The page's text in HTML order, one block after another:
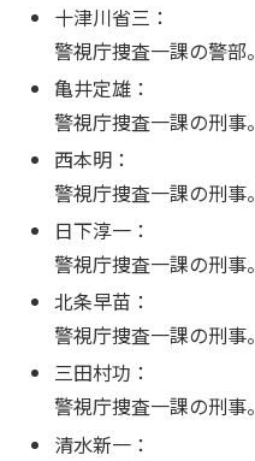
十津川省三：
警視庁捜査一課の警部
亀井定雄：
警視庁捜査一課の刑事
西本明：
警視庁捜査一課の刑事
日下淳一：
警視庁捜査一課の刑事
北条早苗：
警視庁捜査一課の刑事
三田村功：
警視庁捜査一課の刑事
清水新一：